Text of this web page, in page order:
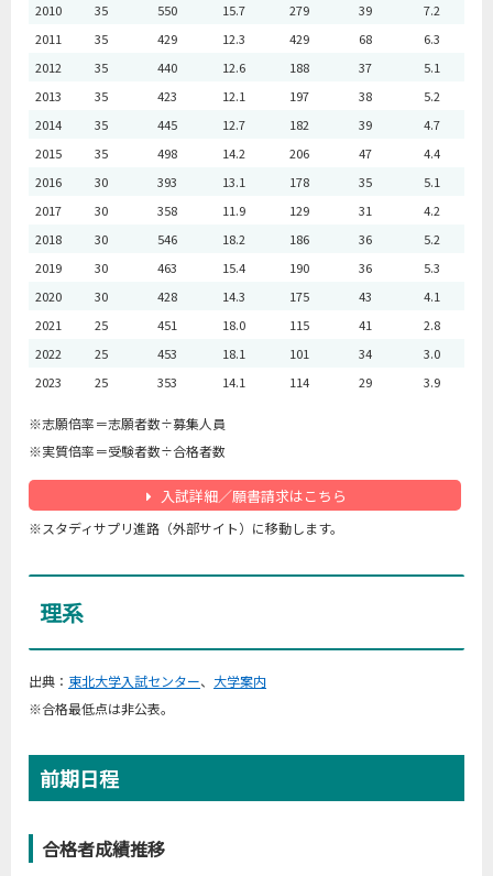
2010
35 550 15.7 279 39
7.2
2011
35 429 12.3 429 68
6.3
2012
35 440 12.6 188 37
5.1
2013
35 423 12.1 197 38
5.2
2014
35 445 12.7 182 39
4.7
2015
35 498 14.2 206 47
4.4
2016
30 393 13.1 178 35
5.1
2017
30 358 11.9 129 31
4.2
2018
30 546 18.2 186 36
5.2
2019
30 463 15.4 190 36
5.3
2020
30 428 14.3 175 43
4.1
2021
25 451 18.0 115 41
2.8
2022
25 453 18.1 101 34
3.0
2023
25 353 14.1 114 29 3.9
※志願倍率＝志願者数÷募集人員
※実質倍率＝受験者数÷合格者数
入試詳細／願書請求はこちら
※スタディサプリ進路（外部サイト）に移動します。
理系
出典： 東北大学入試センター、 大学案内
※合格最低点は非公表。
前期日程
合格者成績推移